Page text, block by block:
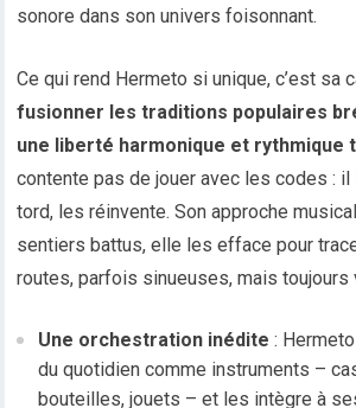
sonore dans son univers foisonnant.
Ce qui rend Hermeto si unique, c’est sa
fusionner les traditions populaires
une liberté harmonique et rythmique
contente pas de jouer avec les codes :
tord, les réinvente. Son approche
sentiers battus, elle les efface pour
routes, parfois sinueuses, mais toujours
Une orchestration inédite :
du quotidien comme instruments –
bouteilles, jouets – et les intègre à